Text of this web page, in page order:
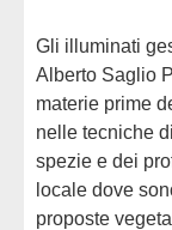
Gli illuminati gestori sono Maria Giovanna Saletù e
Alberto Saglio
materie prime
nelle tecniche
spezie e dei
locale dove
proposte